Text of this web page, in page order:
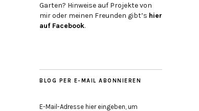
Garten? Hinweise auf Projekte von
mir oder meinen Freunden gibt’s hier
auf Face­book.
BLOG PER E-MAIL ABONNIEREN
E-Mail-Adresse hier eingeben, um